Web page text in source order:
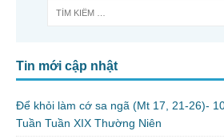
Tin mới cập nhật
Để khỏi làm cớ sa ngã (Mt 17, 21-26)-
Tuần Tuần XIX Thường Niên